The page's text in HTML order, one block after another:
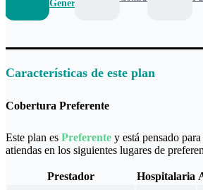
General
Características de este plan
Cobertura Preferente
Este plan es Preferente y está pensado
atiendas en los siguientes lugares de
Prestador Hospitalaria